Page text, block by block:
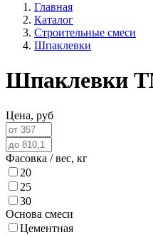
Главная
Каталог
Строительные смеси
Шпаклевки
Шпаклевки
Цена, руб
Фасовка / вес, кг
20
25
30
Основа смеси
Цементная